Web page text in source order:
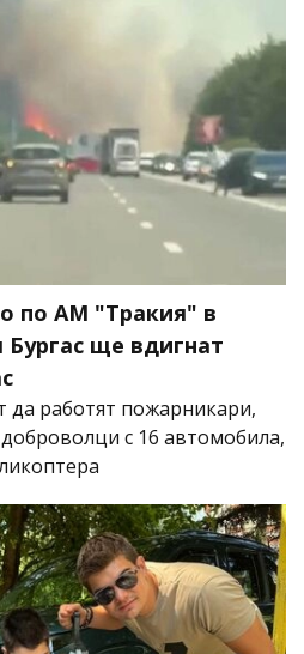
по АМ "Тракия" в
ще вдигнат
работят пожарникари,
с 16 автомобила,